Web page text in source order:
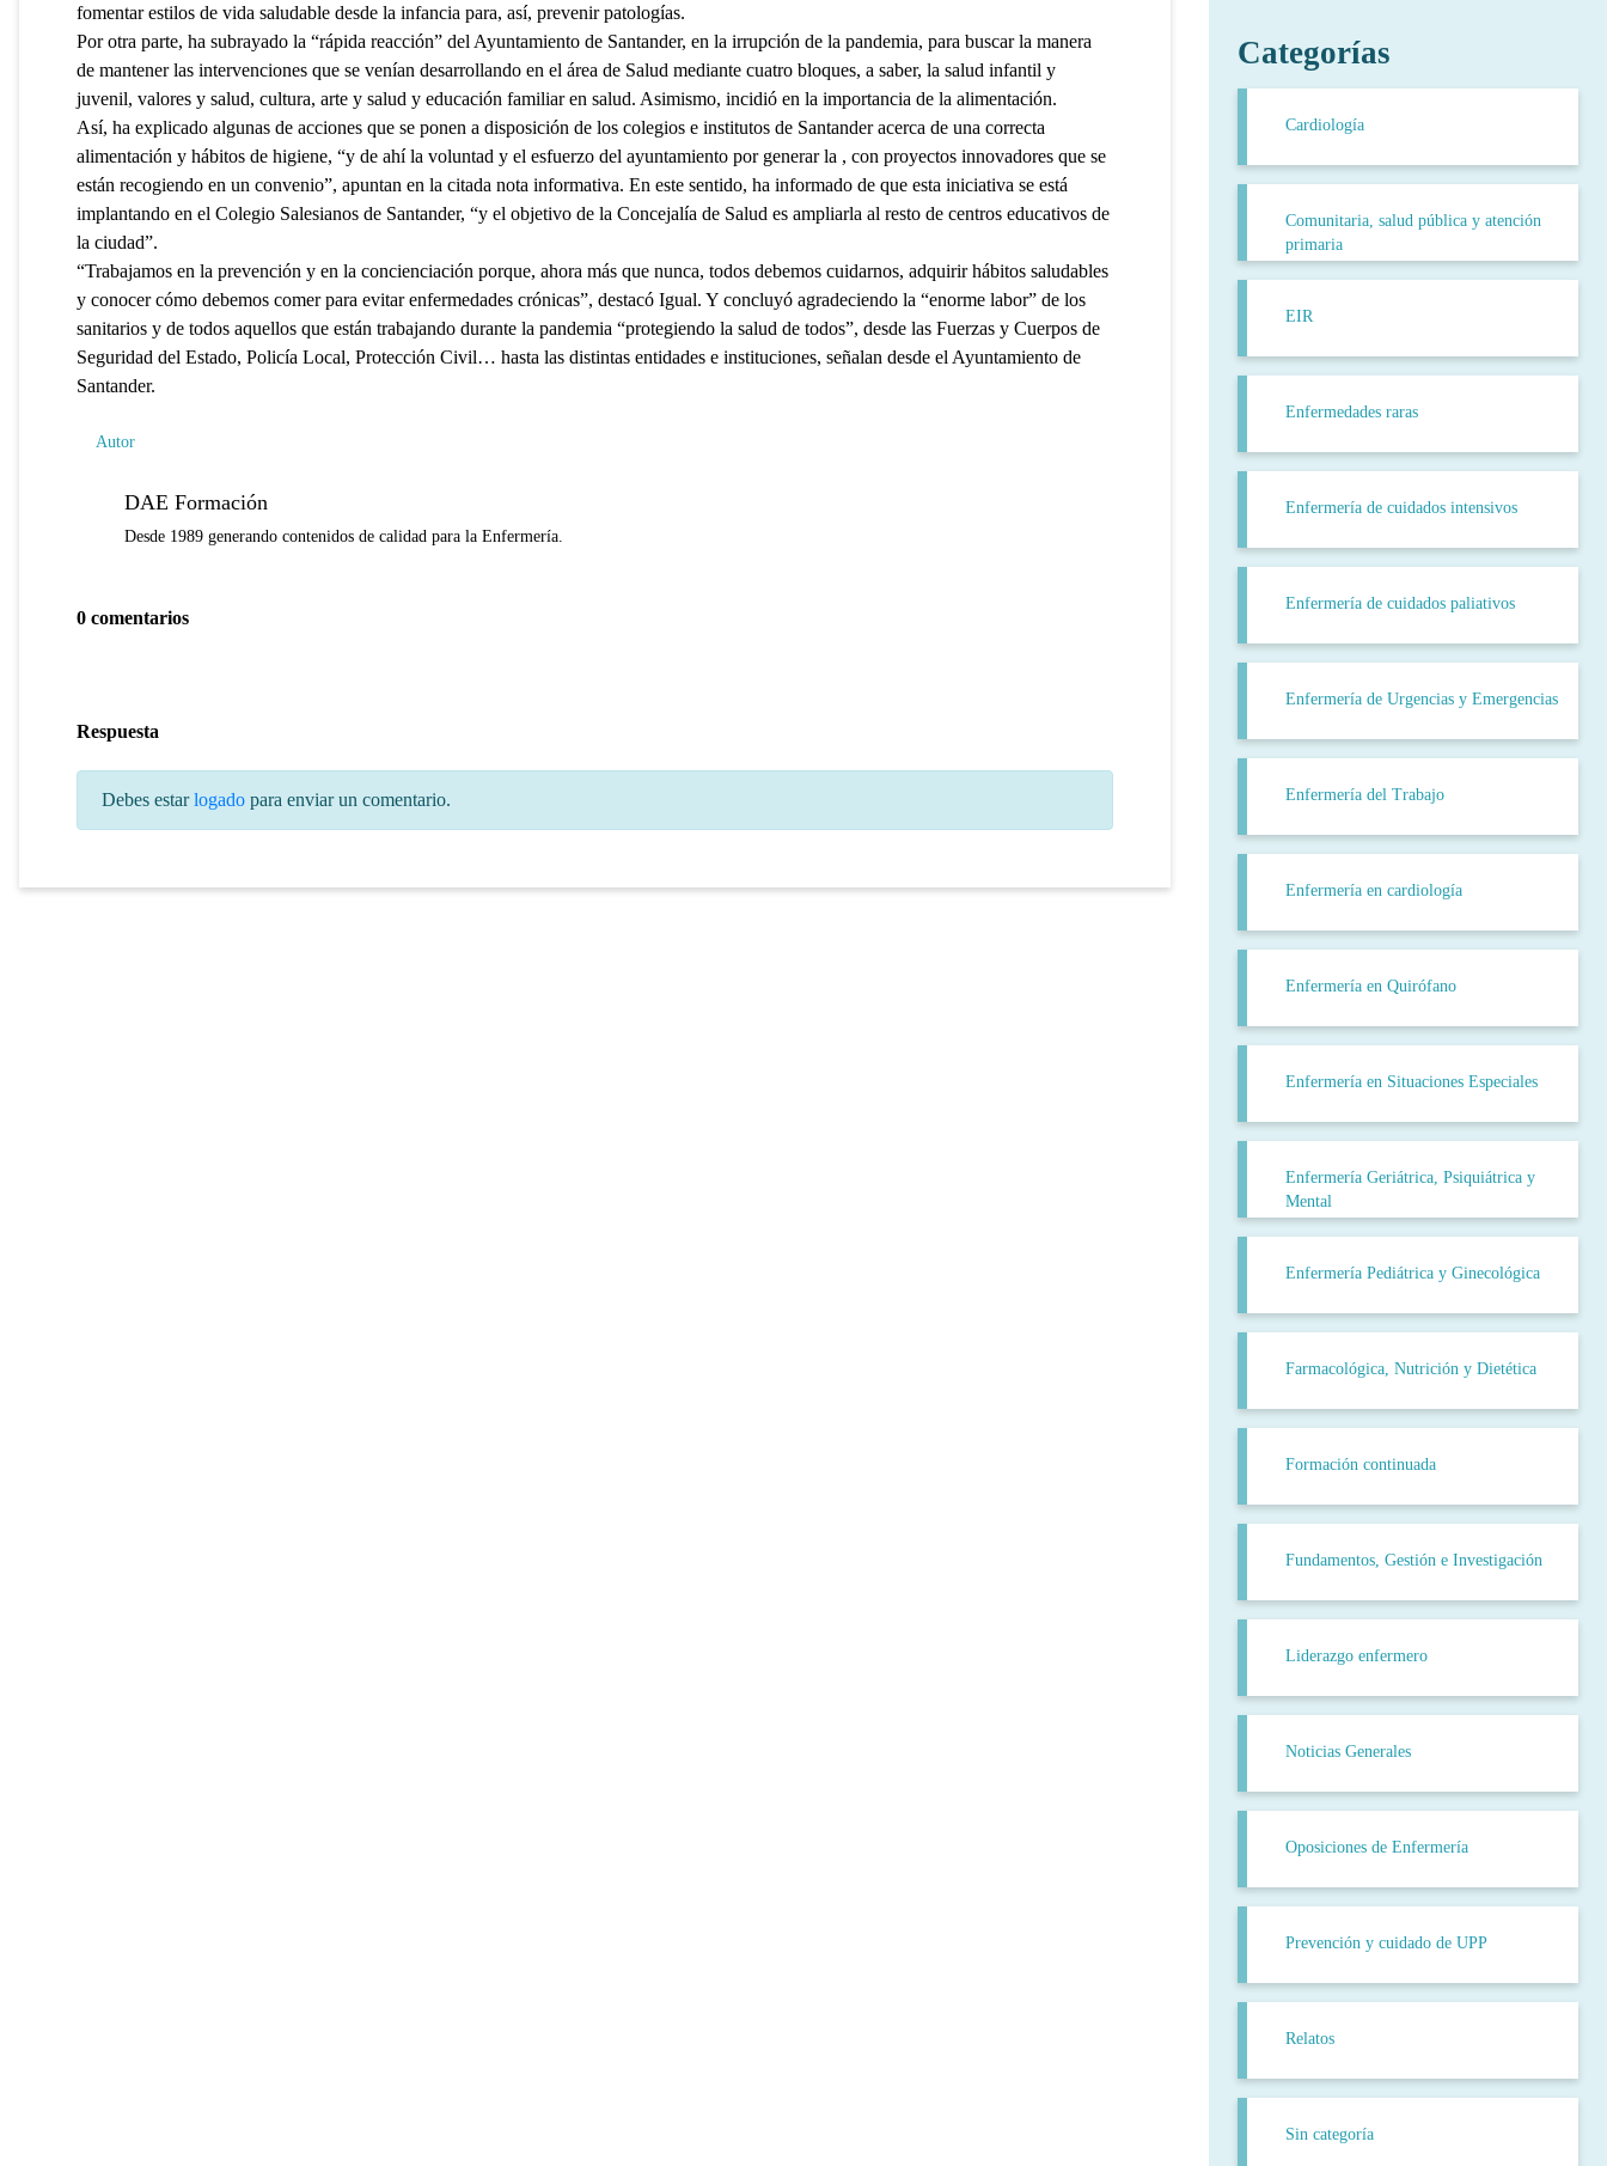
fomentar estilos de vida saludable desde la infancia para, así, prevenir patologías.
Por otra parte, ha subrayado la “rápida reacción” del Ayuntamiento de Santander, en la irrupción de la pandemia, para buscar la manera
de mantener las intervenciones que se venían desarrollando en el área de Salud mediante cuatro bloques, a saber, la salud infantil y
juvenil, valores y salud, cultura, arte y salud y educación familiar en salud. Asimismo, incidió en la importancia de la alimentación.
Así, ha explicado algunas de acciones que se ponen a disposición de los colegios e institutos de Santander acerca de una correcta
alimentación y hábitos de higiene, “y de ahí la voluntad y el esfuerzo del ayuntamiento por generar la , con proyectos innovadores que se
están recogiendo en un convenio”, apuntan en la citada nota informativa. En este sentido, ha informado de que esta iniciativa se está
implantando en el Colegio Salesianos de Santander, “y el objetivo de la Concejalía de Salud es ampliarla al resto de centros educativos de
la ciudad”.
“Trabajamos en la prevención y en la concienciación porque, ahora más que nunca, todos debemos cuidarnos, adquirir hábitos saludables
y conocer cómo debemos comer para evitar enfermedades crónicas”, destacó Igual. Y concluyó agradeciendo la “enorme labor” de los
sanitarios y de todos aquellos que están trabajando durante la pandemia “protegiendo la salud de todos”, desde las Fuerzas y Cuerpos de
Seguridad del Estado, Policía Local, Protección Civil… hasta las distintas entidades e instituciones, señalan desde el Ayuntamiento de
Santander.
Autor
DAE Formación
Desde 1989 generando contenidos de calidad para la Enfermería.
0 comentarios
Respuesta
Debes estarlogado para enviar un comentario.
Categorías
Cardiología
Comunitaria, salud pública y atención
primaria
EIR
Enfermedades raras
Enfermería de cuidados intensivos
Enfermería de cuidados paliativos
Enfermería de Urgencias y Emergencias
Enfermería del Trabajo
Enfermería en cardiología
Enfermería en Quirófano
Enfermería en Situaciones Especiales
Enfermería Geriátrica, Psiquiátrica y
Mental
Enfermería Pediátrica y Ginecológica
Farmacológica, Nutrición y Dietética
Formación continuada
Fundamentos, Gestión e Investigación
Liderazgo enfermero
Noticias Generales
Oposiciones de Enfermería
Prevención y cuidado de UPP
Relatos
Sin categoría